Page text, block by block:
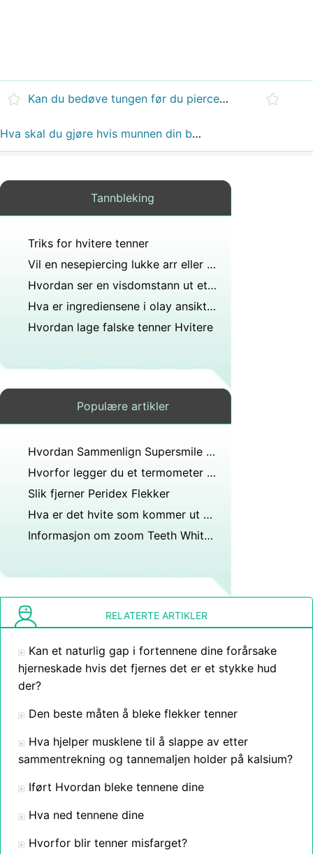
Kan du bedøve tungen før du piercerer den?
Hva skal du gjøre hvis munnen din blir følelsesløs?
Tannbleking
Triks for hvitere tenner
Vil en nesepiercing lukke arr eller holde seg åpen hvis du bestemmer deg for å ikke ha det lenger?
Hvordan ser en visdomstann ut etter uttrekking også har denne hvite tingen ved og rundt sokkelen så ille?
Hva er ingrediensene i olay ansiktsvask?
Hvordan lage falske tenner Hvitere
Populære artikler
Hvordan Sammenlign Supersmile til GoSmile
Hvorfor legger du et termometer under tungen?
Slik fjerner Peridex Flekker
Hva er det hvite som kommer ut av marsvinets endetarm?
Informasjon om zoom Teeth Whitening
RELATERTE ARTIKLER
Kan et naturlig gap i fortennene dine forårsake
hjerneskade hvis det fjernes det er et stykke hud
der?
Den beste måten å bleke flekker tenner
Hva hjelper musklene til å slappe av etter
sammentrekning og tannemaljen holder på kalsium?
Iført Hvordan bleke tennene dine
Hva ned tennene dine
Hvorfor blir tenner misfarget?